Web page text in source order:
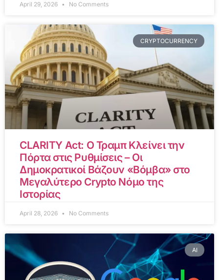
April 29, 2026 No Comments
CRYPTOCURRENCY
CLARITY Act: Ο Τραμπ Κλείνει την
Πόρτα στις Ρυθμίσεις – Οι
Δημοκρατικοί Βάζουν «Βόμβα» στο
Μεγαλύτερο Crypto Νόμο της
Ιστορίας
April 28, 2026 No Comments
AI